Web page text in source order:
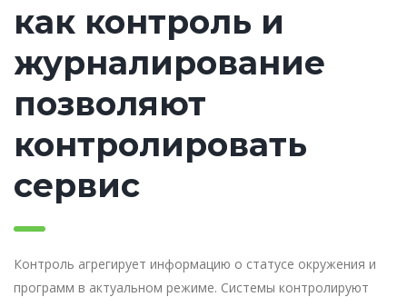
как контроль и
журналирование
позволяют
контролировать
сервис
Контроль агрегирует информацию о статусе окружения и
программ в актуальном режиме. Системы контролируют